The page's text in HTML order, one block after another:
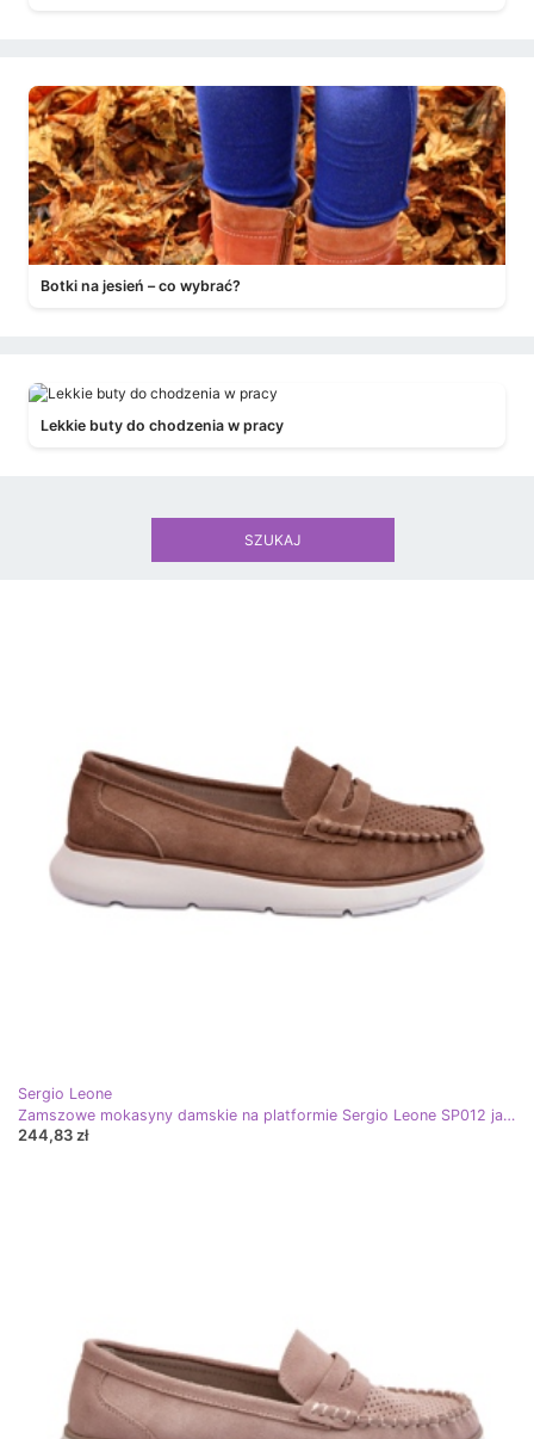
Botki na jesień – co wybrać?
Lekkie buty do chodzenia w pracy
Sergio Leone
Zamszowe mokasyny damskie na platformie Sergio Leone SP012 jasny beżowy
244,83 zł
SZUKAJ